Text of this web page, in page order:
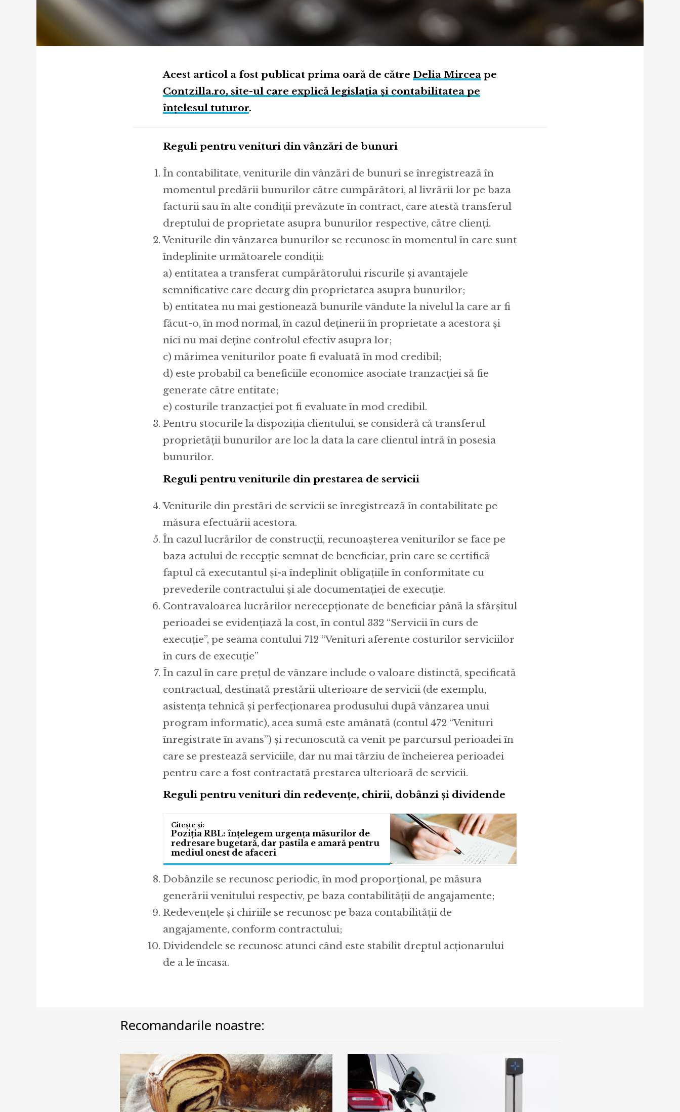
Acest articol a fost publicat prima oară de către Delia Mircea pe
Contzilla.ro, site-ul care explică legislația și contabilitatea pe
înțelesul tuturor.
Reguli pentru venituri din vânzări de bunuri
În contabilitate, veniturile din vânzări de bunuri se înregistrează în
momentul predării bunurilor către cumpărători, al livrării lor pe baza
facturii sau în alte condiții prevăzute în contract, care atestă transferul
dreptului de proprietate asupra bunurilor respective, către clienți.
Veniturile din vânzarea bunurilor se recunosc în momentul în care sunt
îndeplinite următoarele condiții:
a) entitatea a transferat cumpărătorului riscurile și avantajele
semnificative care decurg din proprietatea asupra bunurilor;
b) entitatea nu mai gestionează bunurile vândute la nivelul la care ar fi
făcut-o, în mod normal, în cazul deținerii în proprietate a acestora și
nici nu mai deține controlul efectiv asupra lor;
c) mărimea veniturilor poate fi evaluată în mod credibil;
d) este probabil ca beneficiile economice asociate tranzacției să fie
generate către entitate;
e) costurile tranzacției pot fi evaluate în mod credibil.
Pentru stocurile la dispoziția clientului, se consideră că transferul
proprietății bunurilor are loc la data la care clientul intră în posesia
bunurilor.
Reguli pentru veniturile din prestarea de servicii
Veniturile din prestări de servicii se înregistrează în contabilitate pe
măsura efectuării acestora.
În cazul lucrărilor de construcții, recunoașterea veniturilor se face pe
baza actului de recepție semnat de beneficiar, prin care se certifică
faptul că executantul și-a îndeplinit obligațiile în conformitate cu
prevederile contractului și ale documentației de execuție.
Contravaloarea lucrărilor nerecepționate de beneficiar până la sfârșitul
perioadei se evidențiază la cost, în contul 332 “Servicii în curs de
execuție”, pe seama contului 712 “Venituri aferente costurilor serviciilor
în curs de execuție”
În cazul în care prețul de vânzare include o valoare distinctă, specificată
contractual, destinată prestării ulterioare de servicii (de exemplu,
asistența tehnică și perfecționarea produsului după vânzarea unui
program informatic), acea sumă este amânată (contul 472 “Venituri
înregistrate în avans”) și recunoscută ca venit pe parcursul perioadei în
care se prestează serviciile, dar nu mai târziu de încheierea perioadei
pentru care a fost contractată prestarea ulterioară de servicii.
Reguli pentru venituri din redevențe, chirii, dobânzi și dividende
Poziția RBL: înțelegem urgența măsurilor de
redresare bugetară, dar pastila e amară pentru
mediul onest de afaceri
Dobânzile se recunosc periodic, în mod proporțional, pe măsura
generării venitului respectiv, pe baza contabilității de angajamente;
Redevențele și chiriile se recunosc pe baza contabilității de
angajamente, conform contractului;
Dividendele se recunosc atunci când este stabilit dreptul acționarului
de a le încasa.
Recomandarile noastre: